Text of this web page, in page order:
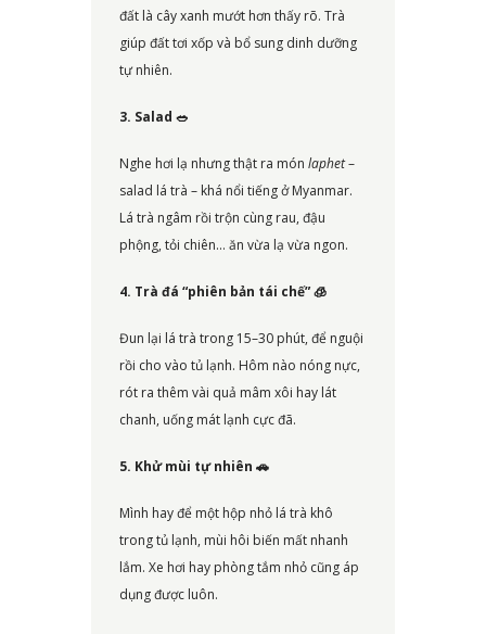
đất là cây xanh mướt hơn thấy rõ. Trà
giúp đất tơi xốp và bổ sung dinh dưỡng
tự nhiên.
3. Salad 🥗
Nghe hơi lạ nhưng thật ra món laphet–
salad lá trà – khá nổi tiếng ở Myanmar.
Lá trà ngâm rồi trộn cùng rau, đậu
phộng, tỏi chiên… ăn vừa lạ vừa ngon.
4. Trà đá “phiên bản tái chế”🧊
Đun lại lá trà trong 15–30 phút, để nguội
rồi cho vào tủ lạnh. Hôm nào nóng nực,
rót ra thêm vài quả mâm xôi hay lát
chanh, uống mát lạnh cực đã.
5. Khử mùi tự nhiên 🚗
Mình hay để một hộp nhỏ lá trà khô
trong tủ lạnh, mùi hôi biến mất nhanh
lắm. Xe hơi hay phòng tắm nhỏ cũng áp
dụng được luôn.